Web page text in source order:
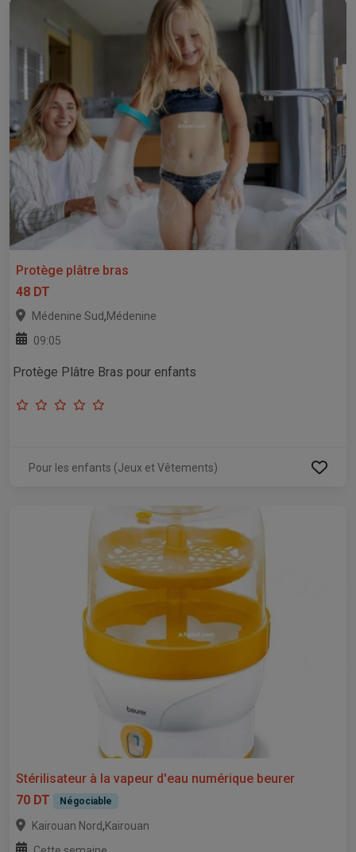
Protège plâtre bras
48 DT
Médenine Sud,Médenine
09:05
Protège Plâtre Bras pour enfants
Pour les enfants (Jeux et Vêtements)
Stérilisateur à la vapeur d'eau numérique beurer
70 DT
Négociable
Kairouan Nord,Kairouan